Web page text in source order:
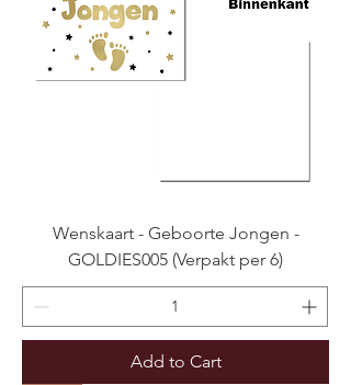
Wenskaart - Geboorte Jongen -
GOLDIES005 (Verpakt per 6)
Add to Cart